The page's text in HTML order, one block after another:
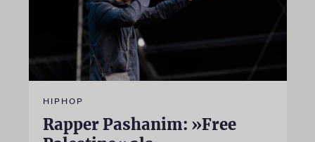
HIPHOP
Rapper Pashanim: »Free